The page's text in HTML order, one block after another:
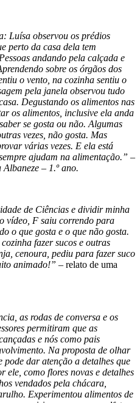
Luísa observou os prédios
perto da casa dela tem
andando pela calçada e
sobre os órgãos dos
o vento, na cozinha sentiu o
pela janela observou tudo
Degustando os alimentos nas
os alimentos, inclusive ela anda
se gosta ou não. Algumas
vezes, não gosta. Mas
várias vezes. E ela está
ajudam na alimentação.” –
– 1.º ano.
de Ciências e dividir minha
vídeo, F saiu correndo para
o que gosta e o que não gosta.
fazer sucos e outras
cenoura, pediu para fazer suco
animado!” – relato de uma
as rodas de conversa e os
permitiram que as
e nós como pais
Na proposta de olhar
dar atenção a detalhes que
ele, como flores novas e detalhes
vendados pela chácara,
Experimentou alimentos de